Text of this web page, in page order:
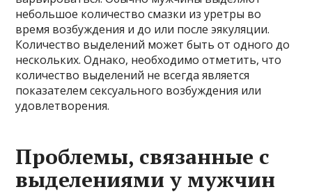
небольшое количество смазки из уретры во
время возбуждения и до или после эякуляции.
Количество выделений может быть от одного до
нескольких. Однако, необходимо отметить, что
количество выделений не всегда является
показателем сексуального возбуждения или
удовлетворения.
Проблемы, связанные с
выделениями у мужчин